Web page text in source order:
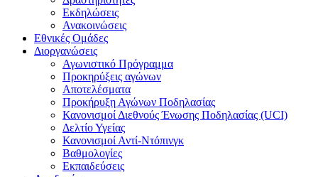
Εκδηλώσεις
Ανακοινώσεις
Εθνικές Ομάδες
Διοργανώσεις
Αγωνιστικό Πρόγραμμα
Προκηρύξεις αγώνων
Αποτελέσματα
Προκήρυξη Αγώνων Ποδηλασίας
Κανονισμοί Διεθνούς Ένωσης Ποδηλασίας (UCI)
Δελτίο Υγείας
Κανονισμοί Αντί-Ντόπινγκ
Βαθμολογίες
Εκπαιδεύσεις